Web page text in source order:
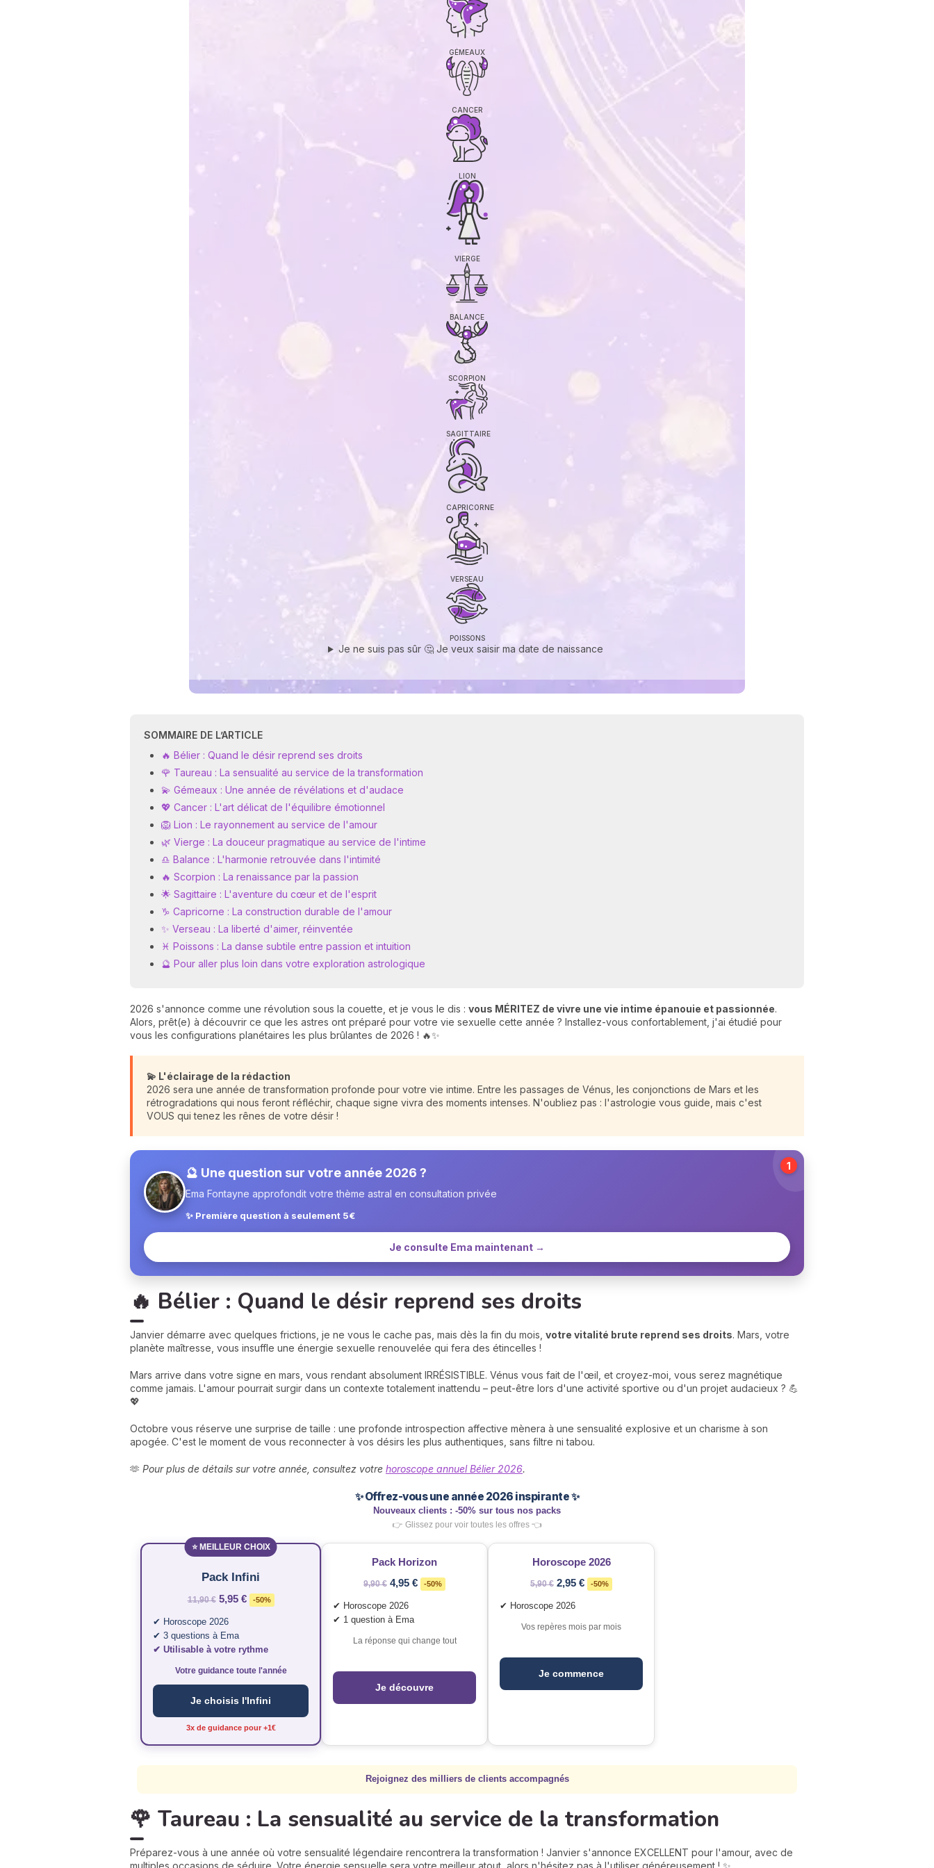
GÉMEAUX
CANCER
LION
VIERGE
BALANCE
SCORPION
SAGITTAIRE
CAPRICORNE
VERSEAU
POISSONS
Je ne suis pas sûr 🤔 Je veux saisir ma date de naissance
SOMMAIRE DE L’ARTICLE
🔥 Bélier : Quand le désir reprend ses droits
🌹 Taureau : La sensualité au service de la transformation
💫 Gémeaux : Une année de révélations et d'audace
💖 Cancer : L'art délicat de l'équilibre émotionnel
🦁 Lion : Le rayonnement au service de l'amour
🌿 Vierge : La douceur pragmatique au service de l'intime
♎️ Balance : L'harmonie retrouvée dans l'intimité
🔥 Scorpion : La renaissance par la passion
🌟 Sagittaire : L'aventure du cœur et de l'esprit
♑️ Capricorne : La construction durable de l'amour
✨ Verseau : La liberté d'aimer, réinventée
♓️ Poissons : La danse subtile entre passion et intuition
🔮 Pour aller plus loin dans votre exploration astrologique
2026 s'annonce comme une révolution sous la couette, et je vous le dis : vous MÉRITEZ de vivre une vie intime épanouie et passionnée.
Alors, prêt(e) à découvrir ce que les astres ont préparé pour votre vie sexuelle cette année ? Installez-vous confortablement, j'ai étudié pour
vous les configurations planétaires les plus brûlantes de 2026 ! 🔥✨
💫 L'éclairage de la rédaction
2026 sera une année de transformation profonde pour votre vie intime. Entre les passages de Vénus, les conjonctions de Mars et les
rétrogradations qui nous feront réfléchir, chaque signe vivra des moments intenses. N'oubliez pas : l'astrologie vous guide, mais c'est
VOUS qui tenez les rênes de votre désir !
🔮 Une question sur votre année 2026 ?
Ema Fontayne approfondit votre thème astral en consultation privée
✨ Première question à seulement 5€
Je consulte Ema maintenant →
1
🔥 Bélier : Quand le désir reprend ses droits
Janvier démarre avec quelques frictions, je ne vous le cache pas, mais dès la fin du mois, votre vitalité brute reprend ses droits. Mars, votre
planète maîtresse, vous insuffle une énergie sexuelle renouvelée qui fera des étincelles !
Mars arrive dans votre signe en mars, vous rendant absolument IRRÉSISTIBLE. Vénus vous fait de l'œil, et croyez-moi, vous serez magnétique
comme jamais. L'amour pourrait surgir dans un contexte totalement inattendu – peut-être lors d'une activité sportive ou d'un projet audacieux ? 💪
💖
Octobre vous réserve une surprise de taille : une profonde introspection affective mènera à une sensualité explosive et un charisme à son
apogée. C'est le moment de vous reconnecter à vos désirs les plus authentiques, sans filtre ni tabou.
🫶 Pour plus de détails sur votre année, consultez votre horoscope annuel Bélier 2026.
✨ Offrez-vous une année 2026 inspirante ✨
Nouveaux clients : -50% sur tous nos packs
👉 Glissez pour voir toutes les offres 👈
⭐ MEILLEUR CHOIX
Pack Infini
11,90 € 5,95 € -50%
✔ Horoscope 2026
✔ 3 questions à Ema
✔ Utilisable à votre rythme
Votre guidance toute l'année
Je choisis l'Infini
3x de guidance pour +1€
Pack Horizon
9,90 € 4,95 € -50%
✔ Horoscope 2026
✔ 1 question à Ema
La réponse qui change tout
Je découvre
Horoscope 2026
5,90 € 2,95 € -50%
✔ Horoscope 2026
Vos repères mois par mois
Je commence
Rejoignez des milliers de clients accompagnés
🌹 Taureau : La sensualité au service de la transformation
Préparez-vous à une année où votre sensualité légendaire rencontrera la transformation ! Janvier s'annonce EXCELLENT pour l'amour, avec de
multiples occasions de séduire. Votre énergie sensuelle sera votre meilleur atout, alors n'hésitez pas à l'utiliser généreusement ! ✨